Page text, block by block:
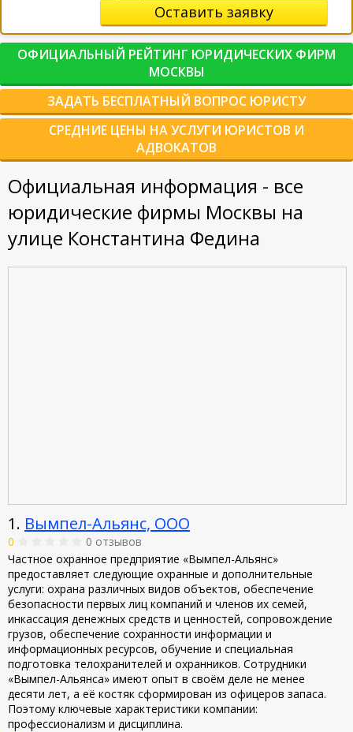
Оставить заявку
ОФИЦИАЛЬНЫЙ РЕЙТИНГ ЮРИДИЧЕСКИХ ФИРМ
МОСКВЫ
ЗАДАТЬ БЕСПЛАТНЫЙ ВОПРОС ЮРИСТУ
СРЕДНИЕ ЦЕНЫ НА УСЛУГИ ЮРИСТОВ И
АДВОКАТОВ
Официальная информация - все
юридические фирмы Москвы на
улице Константина Федина
1. Вымпел-Альянс, ООО
0
0 отзывов
Частное охранное предприятие «Вымпел-Альянс»
предоставляет следующие охранные и дополнительные
услуги: охрана различных видов объектов, обеспечение
безопасности первых лиц компаний и членов их семей,
инкассация денежных средств и ценностей, сопровождение
грузов, обеспечение сохранности информации и
информационных ресурсов, обучение и специальная
подготовка телохранителей и охранников. Сотрудники
«Вымпел-Альянса» имеют опыт в своём деле не менее
десяти лет, а её костяк сформирован из офицеров запаса.
Поэтому ключевые характеристики компании:
профессионализм и дисциплина.